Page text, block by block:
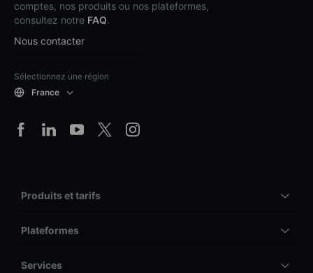
comptes, nos produits ou nos plateformes,
consultez notre FAQ.
Nous contacter
Sélectionnez une région
France
Produits et tarifs
Plateformes
Services